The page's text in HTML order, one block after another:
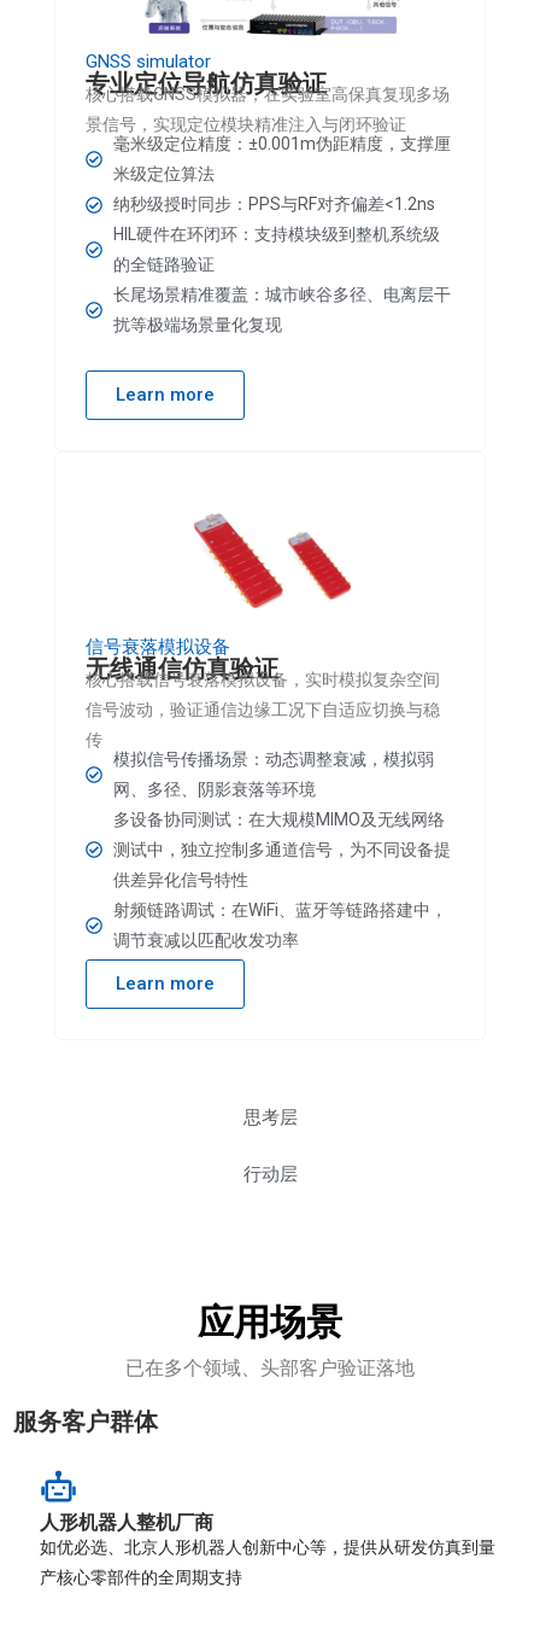
思考层
行动层
GNSS simulator
专业定位导航仿真验证
核心搭载GNSS模拟器，在实验室高保真复现多场
景信号，实现定位模块精准注入与闭环验证
毫米级定位精度：±0.001m伪距精度，支撑厘
米级定位算法
纳秒级授时同步：PPS与RF对齐偏差<1.2ns
HIL硬件在环闭环：支持模块级到整机系统级
的全链路验证
长尾场景精准覆盖：城市峡谷多径、电离层干
扰等极端场景量化复现
Learn more
信号衰落模拟设备
无线通信仿真验证
核心搭载信号衰落模拟设备 ，实时模拟复杂空间
信号波动，验证通信边缘工况下自适应切换与稳
传
模拟信号传播场景：动态调整衰减，模拟弱
网、多径、阴影衰落等环境
多设备协同测试：在大规模MIMO及无线网络
测试中，独立控制多通道信号，为不同设备提
供差异化信号特性
射频链路调试：在WiFi、蓝牙等链路搭建中，
调节衰减以匹配收发功率
Learn more
应用场景
已在多个领域、头部客户验证落地
服务客户群体
人形机器人整机厂商
如优必选、北京人形机器人创新中心等，提供从研发仿真到量
产核心零部件的全周期支持